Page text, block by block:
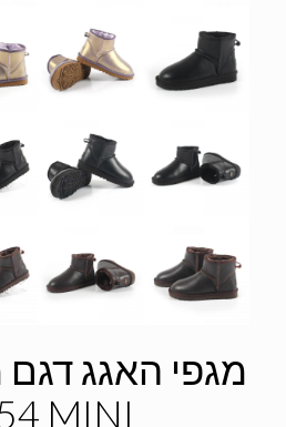
מגפי האגג דגם
MINI